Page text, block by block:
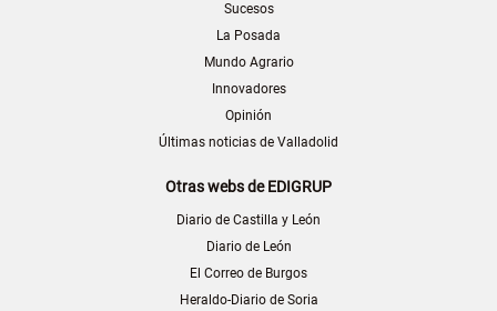
Sucesos
La Posada
Mundo Agrario
Innovadores
Opinión
Últimas noticias de Valladolid
Otras webs de EDIGRUP
Diario de Castilla y León
Diario de León
El Correo de Burgos
Heraldo-Diario de Soria